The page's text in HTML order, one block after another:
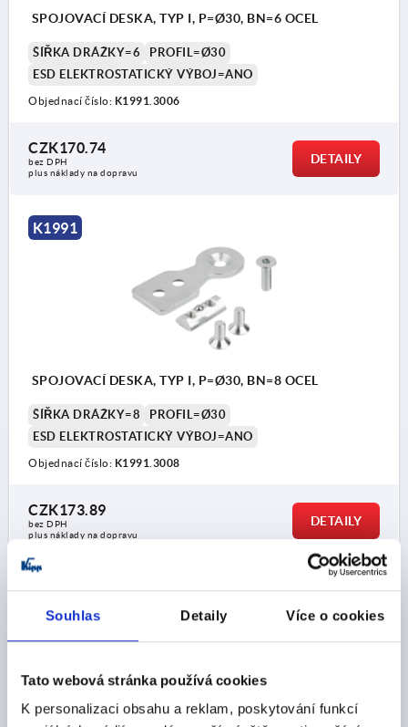
Souhlas Detaily Více o cookies
Tato webová stránka používá cookies
K personalizaci obsahu a reklam, poskytování funkcí
SPOJOVACÍ DESKA, TYP I, P=Ø30, BN=6 OCEL
ŠÍŘKA DRÁŽKY=6
PROFIL=Ø30
ESD ELEKTROSTATICKÝ VÝBOJ=ANO
Objednací číslo: K1991.3006
CZK170.74
bez DPH
plus náklady na dopravu
DETAILY
K1991
SPOJOVACÍ DESKA, TYP I, P=Ø30, BN=8 OCEL
ŠÍŘKA DRÁŽKY=8
PROFIL=Ø30
ESD ELEKTROSTATICKÝ VÝBOJ=ANO
Objednací číslo: K1991.3008
CZK173.89
bez DPH
plus náklady na dopravu
DETAILY
DETAILY O VÝROBKU
STAŽENÍ